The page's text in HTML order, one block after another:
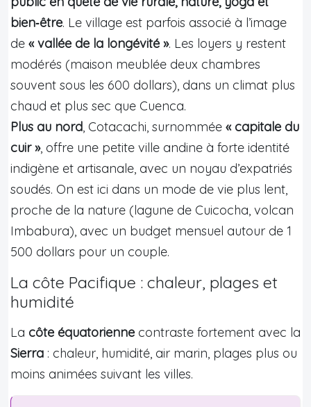
bien‑être. Le village est parfois associé à l’image
de « vallée de la longévité ». Les loyers y restent
modérés (maison meublée deux chambres
souvent sous les 600 dollars), dans un climat plus
chaud et plus sec que Cuenca.
Plus au nord, Cotacachi, surnommée « capitale du
cuir », offre une petite ville andine à forte identité
indigène et artisanale, avec un noyau d’expatriés
soudés. On est ici dans un mode de vie plus lent,
proche de la nature (lagune de Cuicocha, volcan
Imbabura), avec un budget mensuel autour de 1
500 dollars pour un couple.
La côte Pacifique : chaleur, plages et
humidité
La côte équatorienne contraste fortement avec la
Sierra : chaleur, humidité, air marin, plages plus ou
moins animées suivant les villes.